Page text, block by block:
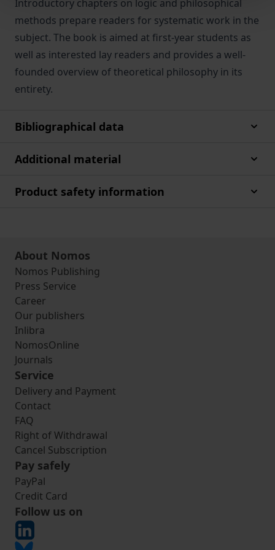
Introductory chapters on logic and philosophical
methods prepare readers for systematic work in the
subject. The book is aimed at first-year students as
well as interested lay readers and provides a well-
founded overview of theoretical philosophy in its
entirety.
Bibliographical data
Additional material
Product safety information
About Nomos
Nomos Publishing
Press Service
Career
Our publishers
Inlibra
NomosOnline
Journals
Service
Delivery and Payment
Contact
FAQ
Right of Withdrawal
Cancel Subscription
Pay safely
PayPal
Credit Card
Follow us on